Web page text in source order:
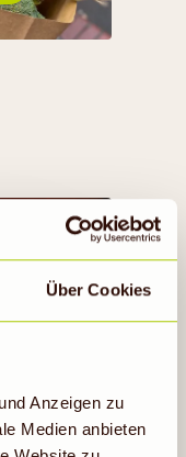
Über Cookies
Anzeigen zu
Medien anbieten